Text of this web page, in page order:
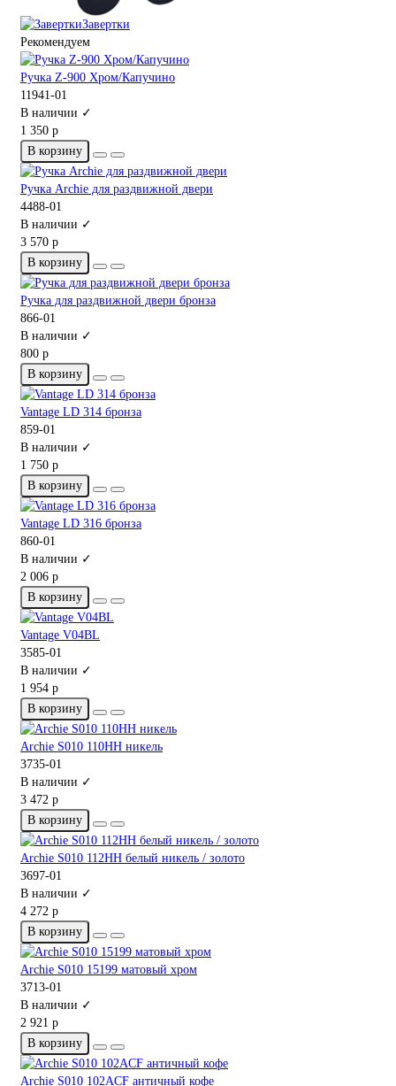
Завертки
Рекомендуем
Ручка Z-900 Хром/Капучино
11941-01
В наличии ✓
1 350 р
В корзину
Ручка Archie для раздвижной двери
4488-01
В наличии ✓
3 570 р
В корзину
Ручка для раздвижной двери бронза
866-01
В наличии ✓
800 р
В корзину
Vantage LD 314 бронза
859-01
В наличии ✓
1 750 р
В корзину
Vantage LD 316 бронза
860-01
В наличии ✓
2 006 р
В корзину
Vantage V04BL
3585-01
В наличии ✓
1 954 р
В корзину
Archie S010 110HH никель
3735-01
В наличии ✓
3 472 р
В корзину
Archie S010 112HH белый никель / золото
3697-01
В наличии ✓
4 272 р
В корзину
Archie S010 15199 матовый хром
3713-01
В наличии ✓
2 921 р
В корзину
Archie S010 102ACF античный кофе